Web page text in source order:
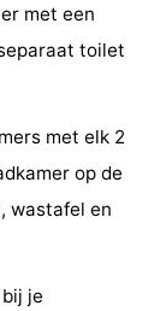
met een
toilet
met elk 2
op de
wastafel en
je